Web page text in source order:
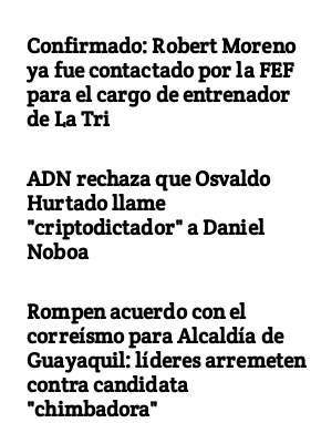
Confirmado: Robert Moreno
ya fue contactado por la FEF
para el cargo de entrenador
de La Tri
ADN rechaza que Osvaldo
Hurtado llame
"criptodictador" a Daniel
Noboa
Rompen acuerdo con el
correísmo para Alcaldía de
Guayaquil: líderes arremeten
contra candidata
"chimbadora"